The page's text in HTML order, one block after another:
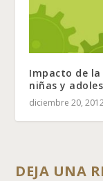
Impacto de la
niñas y
diciembre 20,
DEJA UNA